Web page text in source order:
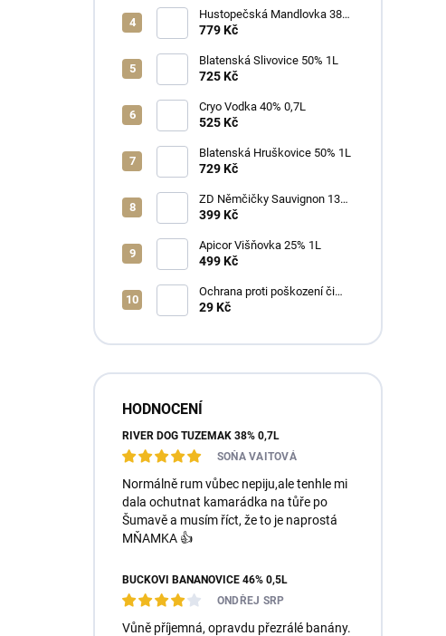
Hustopečská Mandlovka 38%
1L
779 Kč
Blatenská Slivovice 50% 1L
725 Kč
Cryo Vodka 40% 0,7L
525 Kč
Blatenská Hruškovice 50% 1L
729 Kč
ZD Němčičky Sauvignon 13%
2025 Bag in Box 3L - suché
399 Kč
Apicor Višňovka 25% 1L
499 Kč
Ochrana proti poškození či
ztrátě
29 Kč
HODNOCENÍ
RIVER DOG TUZEMÁK 38% 0,7L
SOŇA VAITOVÁ
Normálně rum vůbec nepiju,ale tenhle mi
dala ochutnat kamarádka na tůře po
Šumavě a musím říct, že to je naprostá
MŇAMKA 👍
BUČKOVI BANÁNOVICE 46% 0,5L
ONDŘEJ SRP
Vůně příjemná, opravdu přezrálé banány.